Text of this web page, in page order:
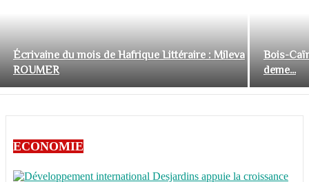
Écrivaine du mois de Hafrique Littéraire : Mileva
ROUMER
Bois-
deme...
ECONOMIE